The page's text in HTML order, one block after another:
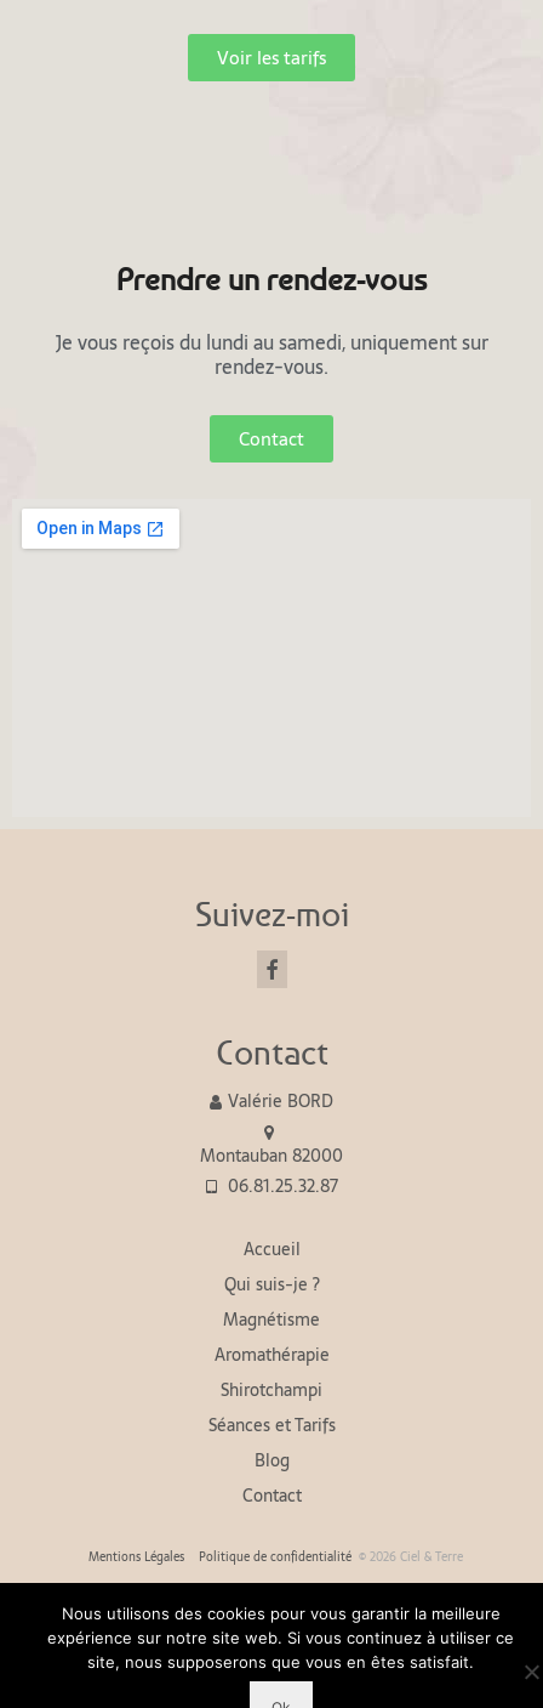
Voir les tarifs
Prendre un rendez-vous
Je vous reçois du lundi au samedi, uniquement sur
rendez-vous.
Contact
Suivez-moi
Contact
Valérie BORD
Montauban 82000
06.81.25.32.87
Accueil
Qui suis-je ?
Magnétisme
Aromathérapie
Shirotchampi
Séances et Tarifs
Blog
Contact
Mentions Légales Politique de confidentialité © 2026 Ciel & Terre
Nous utilisons des cookies pour vous garantir la meilleure
expérience sur notre site web. Si vous continuez à utiliser ce
site, nous supposerons que vous en êtes satisfait.